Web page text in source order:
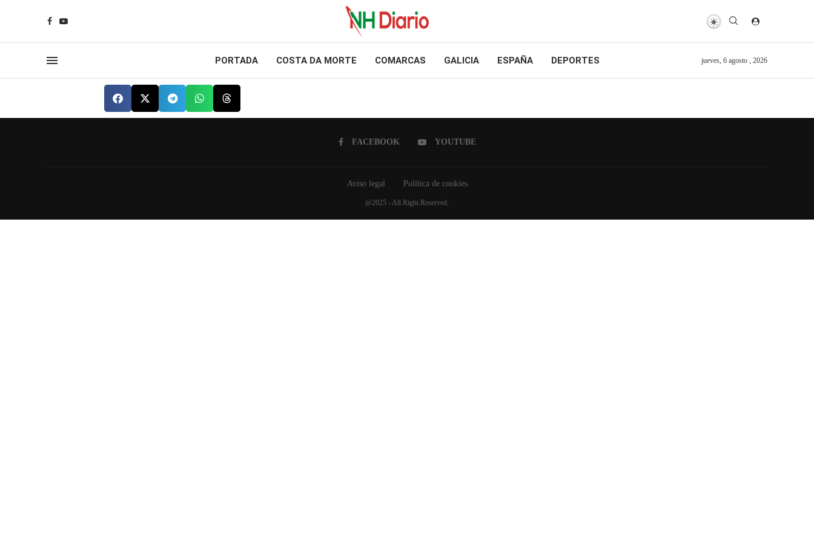
PORTADA COSTA DA MORTE COMARCAS GALICIA ESPAÑA DEPORTES jueves, 6 agosto , 2026
FACEBOOK YOUTUBE
Aviso legal Política de cookies
@2025 - All Right Reserved.